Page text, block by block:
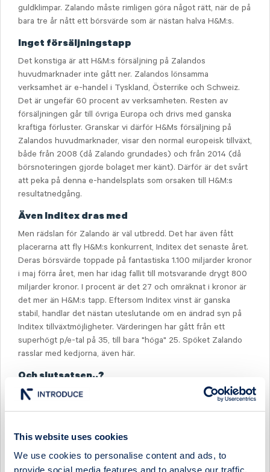
This website uses cookies
We use cookies to personalise content and ads, to
provide social media features and to analyse our traffic.
guldklimpar. Zalando måste rimligen göra något rätt, när de på
bara tre år nått ett börsvärde som är nästan halva H&M:s.
Inget försäljningstapp
Det konstiga är att H&M:s försäljning på Zalandos
huvudmarknader inte gått ner. Zalandos lönsamma
verksamhet är e-handel i Tyskland, Österrike och Schweiz.
Det är ungefär 60 procent av verksamheten. Resten av
försäljningen går till övriga Europa och drivs med ganska
kraftiga förluster. Granskar vi därför H&Ms försäljning på
Zalandos huvudmarknader, visar den normal europeisk tillväxt,
både från 2008 (då Zalando grundades) och från 2014 (då
börsnoteringen gjorde bolaget mer känt). Därför är det svårt
att peka på denna e-handelsplats som orsaken till H&M:s
resultatnedgång.
Även Inditex dras med
Men rädslan för Zalando är väl utbredd. Det har även fått
placerarna att fly H&M:s konkurrent, Inditex det senaste året.
Deras börsvärde toppade på fantastiska 1.100 miljarder kronor
i maj förra året, men har idag fallit till motsvarande drygt 800
miljarder kronor. I procent är det 27 och omräknat i kronor är
det mer än H&M:s tapp. Eftersom Inditex vinst är ganska
stabil, handlar det nästan uteslutande om en ändrad syn på
Inditex tillväxtmöjligheter. Värderingen har gått från ett
superhögt p/e-tal på 35, till bara "höga" 25. Spöket Zalando
rasslar med kedjorna, även här.
Och slutsatsen..?
Det vore naturligtvis synnerligen kaxigt att påstå, att alla
kvartalsrapporter, för att hitta förklaringar, framstår som för
det naturligtvis vara något mer komplicerat, som framväxten